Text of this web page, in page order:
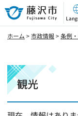
藤沢市
ホーム >市政情報 >条例
観光